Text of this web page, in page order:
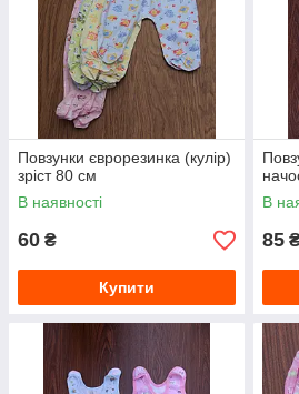
років упродовж усього року. Яскраві
допомогою гіпоалергенних
шкірні реакції. Одяг із натуральних
прання та прасування, даючи змогу
різних забруднень. Великий
найвигідніші ціни.
Повзунки єврорезинка (кулір)
зріст 80 см
В наявності
60 ₴
Купити
В
85